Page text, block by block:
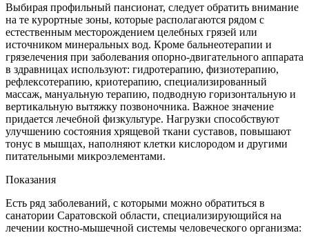
Выбирая профильный пансионат, следует обратить внимание
на те курортные зоны, которые располагаются рядом с
естественным месторождением целебных грязей или
источником минеральных вод. Кроме бальнеотерапии и
грязелечения при заболевания опорно-двигательного аппарата
в здравницах используют: гидротерапию, физиотерапию,
рефлексотерапию, криотерапию, специализированный
массаж, мануальную терапию, подводную горизонтальную и
вертикальную вытяжку позвоночника. Важное значение
придается лечебной физкультуре. Нагрузки способствуют
улучшению состояния хрящевой ткани суставов, повышают
тонус в мышцах, наполняют клетки кислородом и другими
питательными микроэлементами.
Показания
Есть ряд заболеваний, с которыми можно обратиться в
санатории Саратовской области, специализирующийся на
лечении костно-мышечной системы человеческого организма: